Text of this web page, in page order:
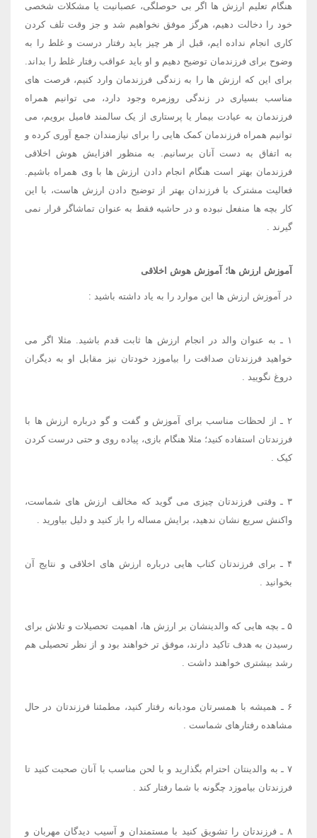
هنگام تعلیم ارزش ها اگر بی حوصلگی، عصبانیت یا مشکلات شخصی
خود را دخالت دهیم، هرگز موفق نخواهیم شد و جز وقت تلف کردن
کاری انجام نداده ایم، قبل از هر چیز باید رفتار درست و غلط را به
وضوح برای فرزندمان توضیح دهیم و او باید عواقب رفتار غلط را بداند.
برای این که ارزش ها را به زندگی فرزندمان وارد کنیم، فرصت های
مناسب بسیاری در زندگی روزمره وجود دارد، می توانیم همراه
فرزندمان به عیادت بیمار یا پرستاری از یک سالمند فامیل برویم، می
توانیم همراه فرزندمان کمک هایی را برای نیازمندان جمع آوری کرده و
به اتفاق به دست آنان برسانیم. به منظور افزایش هوش اخلاقی
فرزندمان بهتر است هنگام انجام دادن ارزش ها با وی همراه باشیم.
فعالیت مشترک با فرزندان بهتر از توضیح دادن ارزش هاست، با این
کار بچه ها منفعل نبوده و در حاشیه فقط به عنوان تماشاگر قرار نمی
گیرند .
آموزش ارزش ها؛ آموزش هوش اخلاقی
در آموزش ارزش ها این موارد ​را به یاد داشته باشید :
۱ ـ به عنوان والد​ در انجام ارزش ها ثابت قدم باشید. مثلا اگر می
خواهید فرزندتان صداقت را بیاموزد خودتان نیز مقابل او به دیگران
دروغ نگویید .
۲ ـ از لحظات مناسب برای آموزش و گفت و گو درباره ارزش ها با
فرزندتان استفاده کنید؛ مثلا هنگام بازی، پیاده روی و حتی درست کردن
کیک .
۳ ـ وقتی فرزندتان چیزی می گوید که مخالف ارزش های شماست،
واکنش سریع نشان ندهید، برایش مساله را باز کنید و دلیل بیاورید .
۴ ـ برای فرزندتان کتاب هایی درباره ارزش های اخلاقی و نتایج آن
بخوانید .
۵ ـ بچه هایی که والدینشان بر ارزش ها، اهمیت تحصیلات و تلاش برای
رسیدن به هدف تاکید دارند، موفق تر خواهند بود و از نظر تحصیلی هم
رشد بیشتری خواهند داشت .
۶ ـ همیشه با همسرتان مودبانه رفتار کنید، مطمئنا فرزندتان در حال
مشاهده رفتارهای شماست .
۷ ـ به والدین​تان احترام بگذارید و با لحن مناسب با آنان صحبت کنید تا
فرزندتان بیاموزد چگونه با شما رفتار کند .
۸ ـ فرزندتان را تشویق کنید​ با مستمندان و آسیب دیدگان مهربان و